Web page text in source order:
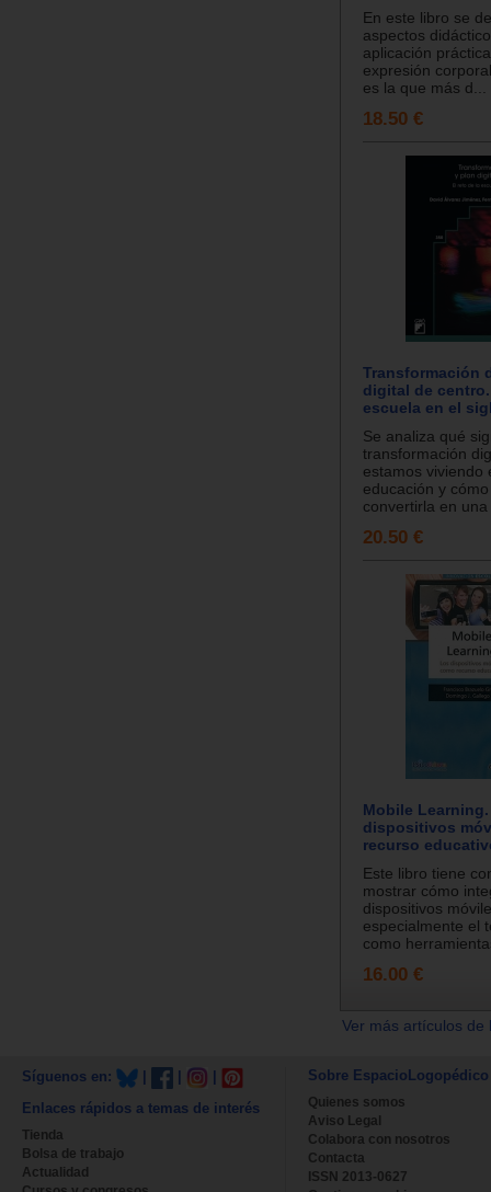
En este libro se
aspectos
aplicación
expresión
es la que más d...
18.50 €
Transformación
digital de
escuela en el
Se analiza qué
transformación
estamos viviendo
educación y
convertirla en
20.50 €
Mobile
dispositivos
recurso
Este libro tiene
mostrar cómo
dispositivos
especialmente el
como
16.00 €
Ver más artículos
Síguenos en:
Enlaces rápidos a temas de interés
Tienda
Bolsa de trabajo
Actualidad
Sobre EspacioLogopédico
Quienes somos
Aviso Legal
Colabora con nosotros
Contacta
ISSN 2013-0627